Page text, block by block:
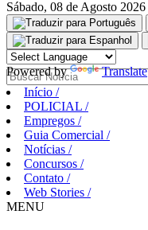
Aguarde, carregando...
Sábado, 08 de Agosto 2026
Powered by
Translate
Início /
POLICIAL /
Empregos /
Guia Comercial /
Notícias /
Concursos /
Contato /
Web Stories /
MENU